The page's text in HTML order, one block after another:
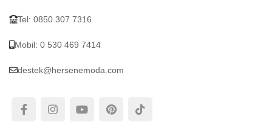
Tel: 0850 307 7316
Mobil: 0 530 469 7414
destek@hersenemoda.com